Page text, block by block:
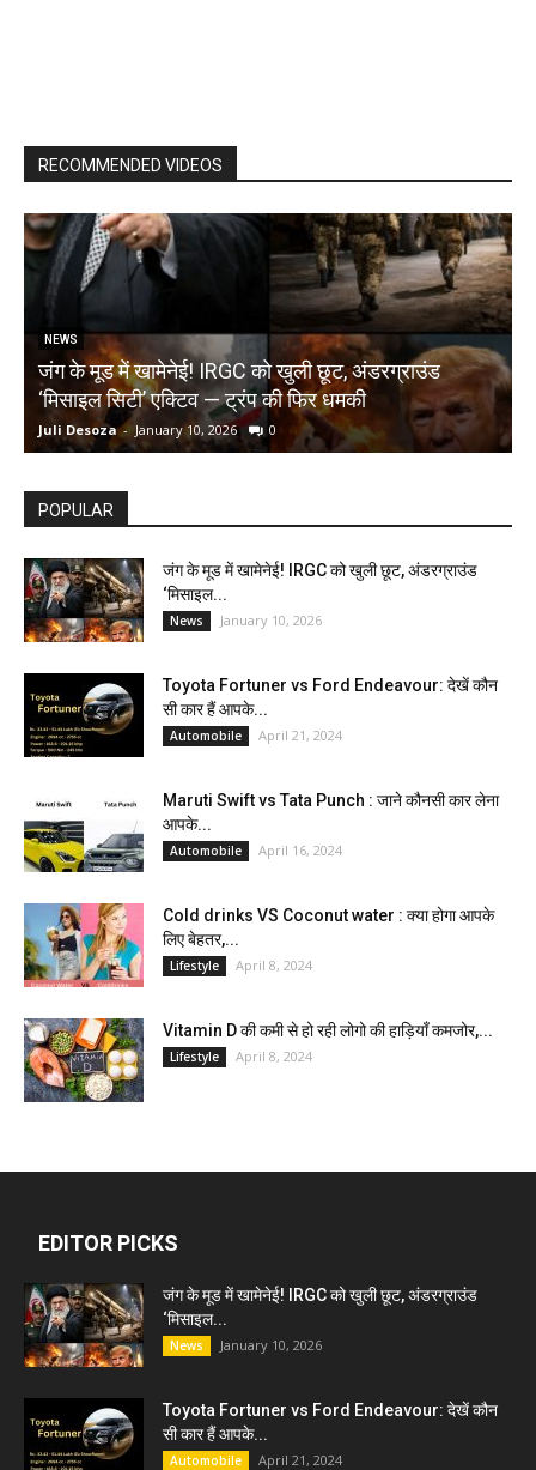
RECOMMENDED VIDEOS
NEWS
जंग के मूड में खामेनेई! IRGC को खुली छूट, अंडरग्राउंड
‘मिसाइल सिटी’ एक्टिव — ट्रंप की फिर धमकी
Juli Desoza - January 10, 2026 0
POPULAR
जंग के मूड में खामेनेई! IRGC को खुली छूट, अंडरग्राउंड
‘मिसाइल...
News January 10, 2026
Toyota Fortuner vs Ford Endeavour: देखें कौन
सी कार हैं आपके...
Automobile April 21, 2024
Maruti Swift vs Tata Punch : जाने कौनसी कार लेना
आपके...
Automobile April 16, 2024
Cold drinks VS Coconut water : क्या होगा आपके
लिए बेहतर,...
Lifestyle April 8, 2024
Vitamin D की कमी से हो रही लोगो की हाड़ियाँ कमजोर,...
Lifestyle April 8, 2024
EDITOR PICKS
जंग के मूड में खामेनेई! IRGC को खुली छूट, अंडरग्राउंड
‘मिसाइल...
News January 10, 2026
Toyota Fortuner vs Ford Endeavour: देखें कौन
सी कार हैं आपके...
Automobile April 21, 2024